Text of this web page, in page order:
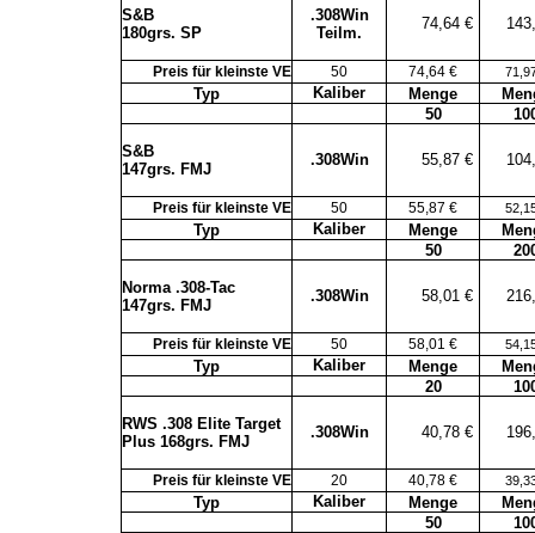
S&B
180grs. SP
.308Win
Teilm.
74,64 €
Preis für kleinste VE 50 74,64 €
Typ Kaliber Menge
50
S&B
147grs. FMJ
.308Win 55,87 €
Preis für kleinste VE 50 55,87 €
Typ Kaliber Menge
50
Norma .308-Tac
147grs. FMJ
.308Win 58,01 €
Preis für kleinste VE 50 58,01 €
Typ Kaliber Menge
20
RWS .308 Elite Target
Plus 168grs. FMJ
.308Win 40,78 €
Preis für kleinste VE 20 40,78 €
Typ Kaliber Menge
50